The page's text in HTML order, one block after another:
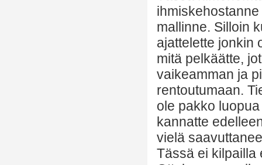
mallinne. Silloin
ajattelette jonkin
mitä pelkäätte,
vaikeamman ja
rentoutumaan.
ole pakko
kannatte
vielä
Tässä ei kilpailla